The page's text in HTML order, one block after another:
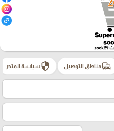
commuteمناطق التوصيل securityسياسة المتجر